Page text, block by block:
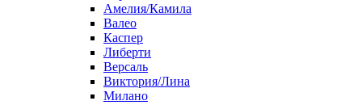
Амелия/Камила
Валео
Каспер
Либерти
Версаль
Виктория/Лина
Милано